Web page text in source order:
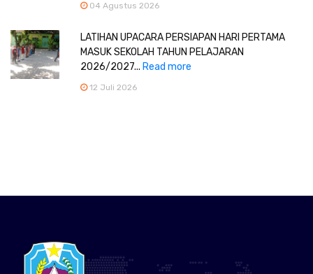
04 Agustus 2026
LATIHAN UPACARA PERSIAPAN HARI PERTAMA
MASUK SEKOLAH TAHUN PELAJARAN
2026/2027... Read more
12 Juli 2026